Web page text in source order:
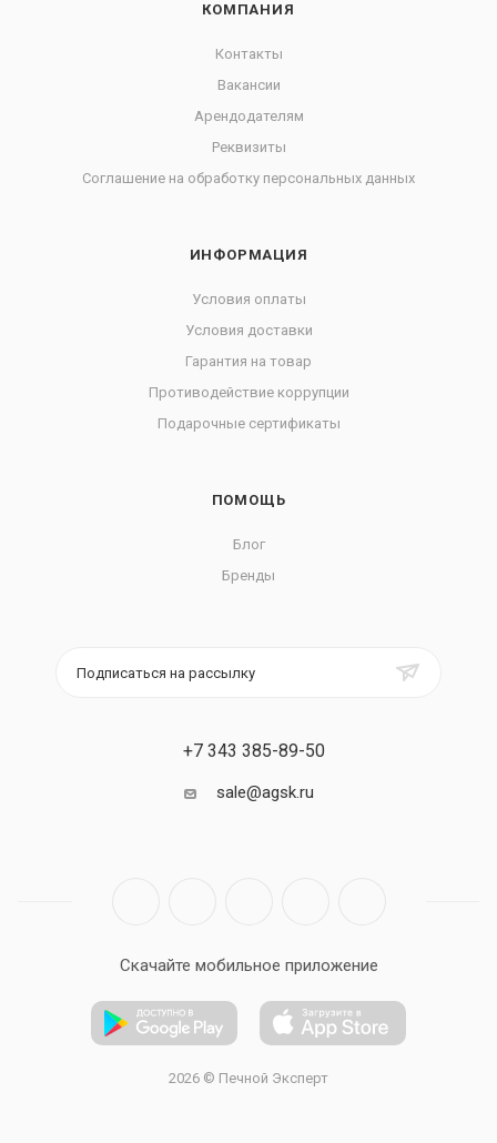
КОМПАНИЯ
Контакты
Вакансии
Арендодателям
Реквизиты
Соглашение на обработку персональных данных
ИНФОРМАЦИЯ
Условия оплаты
Условия доставки
Гарантия на товар
Противодействие коррупции
Подарочные сертификаты
ПОМОЩЬ
Блог
Бренды
Подписаться на рассылку
+7 343 385-89-50
sale@agsk.ru
Скачайте мобильное приложение
2026 © Печной Эксперт